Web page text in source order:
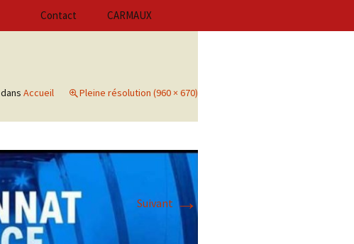
contenu
Contact CARMAUX
dans Accueil Pleine résolution (960 × 670)
Suivant →